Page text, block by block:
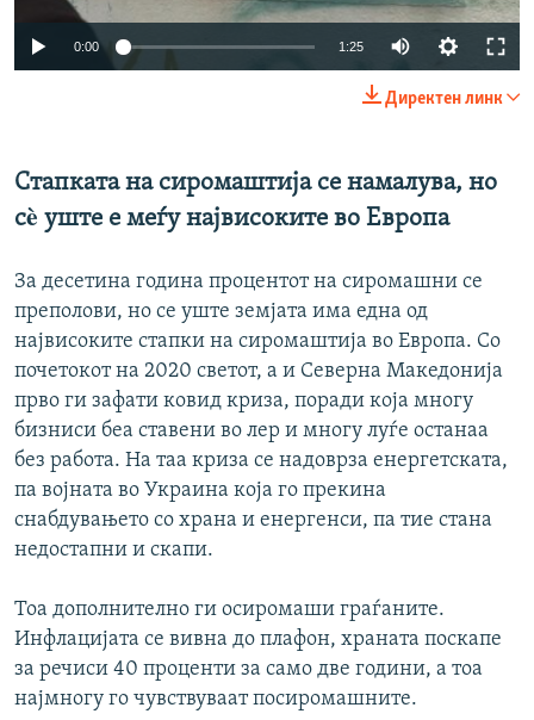
720p 1080p
0:00 1:25
Директен линк
Стапката на сиромаштија се намалува, но
сè уште е меѓу највисоките во Европа
За десетина година процентот на сиромашни се
преполови, но се уште земјата има една од
највисоките стапки на сиромаштија во Европа. Со
почетокот на 2020 светот, а и Северна Македонија
прво ги зафати ковид криза, поради која многу
бизниси беа ставени во лер и многу луѓе останаа
без работа. На таа криза се надоврза енергетската,
па војната во Украина која го прекина
снабдувањето со храна и енергенси, па тие стана
недостапни и скапи.
Тоа дополнително ги осиромаши граѓаните.
Инфлацијата се вивна до плафон, храната поскапе
за речиси 40 проценти за само две години, а тоа
најмногу го чувствуваат посиромашните.